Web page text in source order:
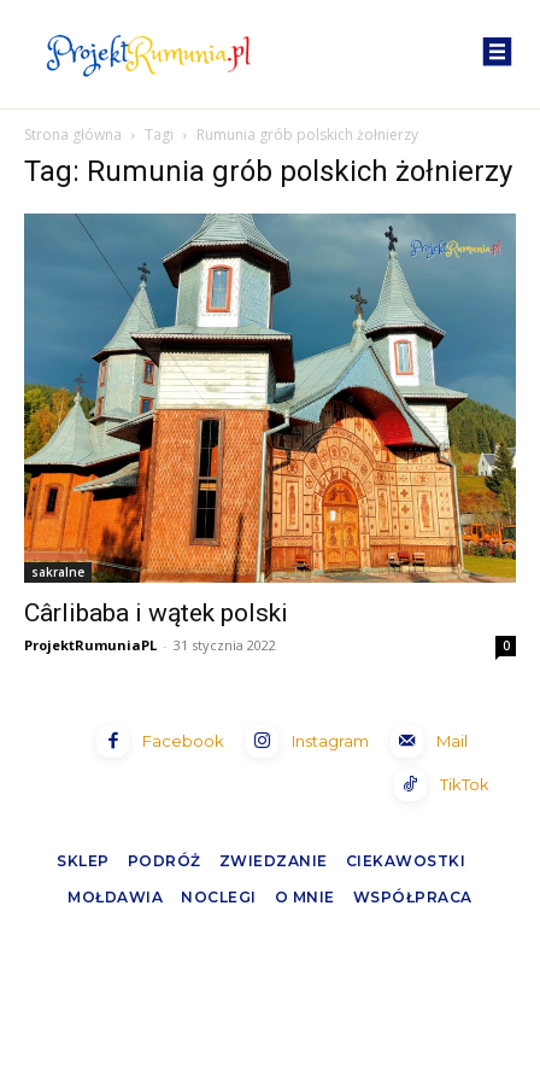
Strona główna Tagi Rumunia grób polskich żołnierzy
Tag: Rumunia grób polskich żołnierzy
sakralne
Cârlibaba i wątek polski
ProjektRumuniaPL - 31 stycznia 2022 0
Facebook Instagram Mail
TikTok
SKLEP PODRÓŻ ZWIEDZANIE
CIEKAWOSTKI
MOŁDAWIA
NOCLEGI O MNIE WSPÓŁPRACA